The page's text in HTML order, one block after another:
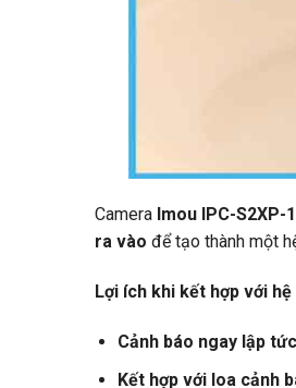
Camera Imou IPC-S2XP-
ra vào để tạo thành một
Lợi ích khi kết hợp với
Cảnh báo ngay lập tức
Kết hợp với loa cảnh